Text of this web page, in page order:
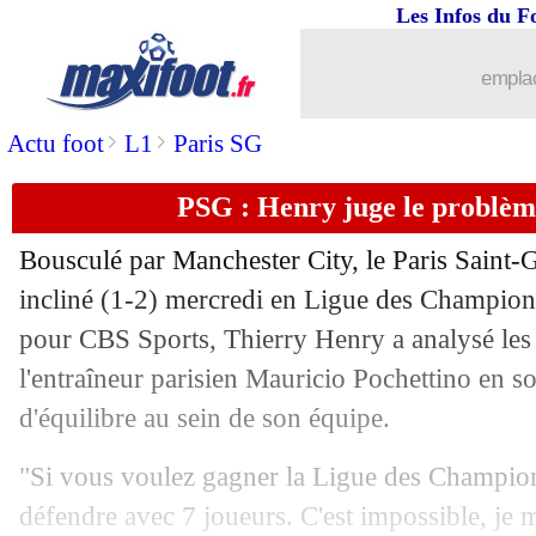
Actu foot> L1 > Paris SG
Les Infos du
PSG : Henry juge le
Bousculé par Manchester City, le Paris Saint-
incliné (1-2) mercredi en Ligue des
pour CBS Sports, Thierry Henry a analysé
l'entraîneur parisien Mauricio Pochettino en
d'équilibre au sein de son équipe.
"Si vous voulez gagner la Ligue des
défendre avec 7 joueurs. C'est impossible, je
: Onana confirme son départ
25/11 Man City: Gabriel Jesus veut aller
25/11 PSG: Carragher pousse Pochettino
25/11 Lille: Ikoné vers la Fiorentina cet
25/11 PSG : Zidane, Henry serait surpris
25/11 Chelsea: Tuchel veut absolument
PSG : Benarbia prend la défense de